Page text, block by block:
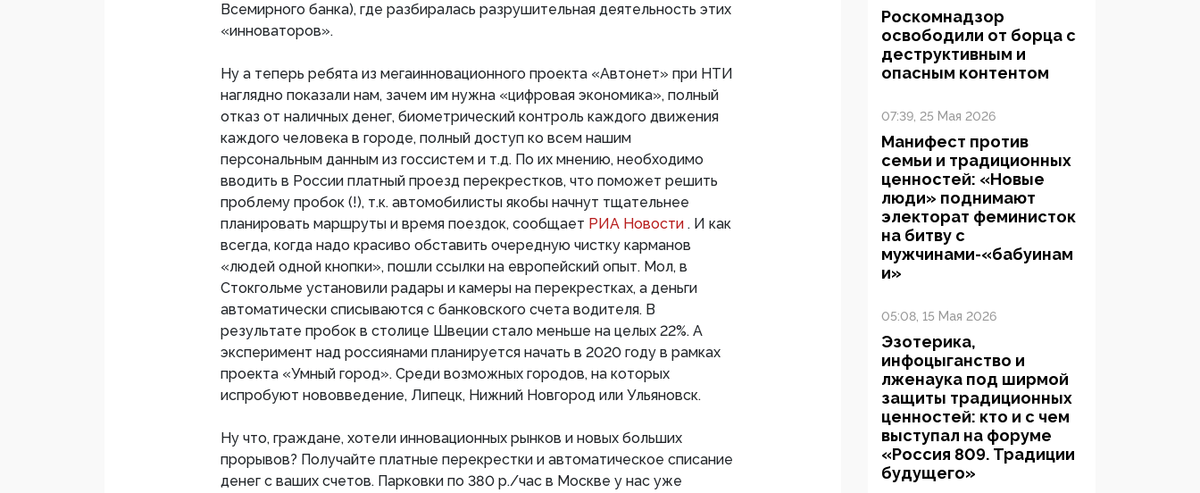
Всемирного банка), где разбиралась разрушительная деятельность этих
«инноваторов».
Ну а теперь ребята из мегаинновационного проекта «Автонет» при НТИ
наглядно показали нам, зачем им нужна «цифровая экономика», полный
отказ от наличных денег, биометрический контроль каждого движения
каждого человека в городе, полный доступ ко всем нашим
персональным данным из госсистем и т.д. По их мнению, необходимо
вводить в России платный проезд перекрестков, что поможет решить
проблему пробок (!), т.к. автомобилисты якобы начнут тщательнее
планировать маршруты и время поездок, сообщает РИА Новости . И как
всегда, когда надо красиво обставить очередную чистку карманов
«людей одной кнопки», пошли ссылки на европейский опыт. Мол, в
Стокгольме установили радары и камеры на перекрестках, а деньги
автоматически списываются с банковского счета водителя. В
результате пробок в столице Швеции стало меньше на целых 22%. А
эксперимент над россиянами планируется начать в 2020 году в рамках
проекта «Умный город». Среди возможных городов, на которых
испробуют нововведение, Липецк, Нижний Новгород или Ульяновск.
Ну что, граждане, хотели инновационных рынков и новых больших
прорывов? Получайте платные перекрестки и автоматическое списание
денег с ваших счетов. Парковки по 380 р./час в Москве у нас уже
Роскомнадзор
освободили от борца с
деструктивным и
опасным контентом
07:39, 25 Мая 2026
Манифест против
семьи и традиционных
ценностей: «Новые
люди» поднимают
электорат феминисток
на битву с
мужчинами-«бабуинам
и»
05:08, 15 Мая 2026
Эзотерика,
инфоцыганство и
лженаука под ширмой
защиты традиционных
ценностей: кто и с чем
выступал на форуме
«Россия 809. Традиции
будущего»